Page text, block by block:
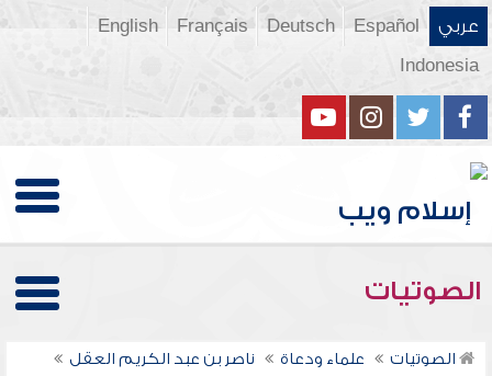
عربي Español
Deutsch
Français
English
Indonesia
الصوتيات
الصوتيات علماء ودعاة
ناصر بن عبد الكريم العقل